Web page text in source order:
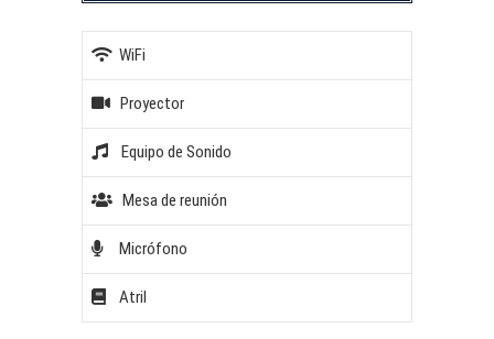
WiFi
Proyector
Equipo de Sonido
Mesa de reunión
Micrófono
Atril